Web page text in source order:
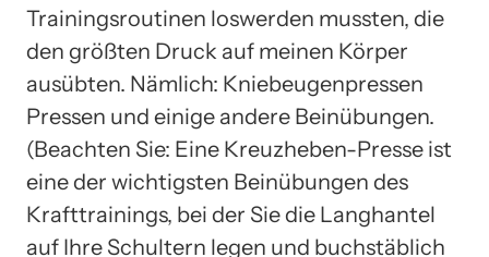
Trainingsroutinen loswerden mussten, die
den größten Druck auf meinen Körper
ausübten. Nämlich: Kniebeugenpressen
Pressen und einige andere Beinübungen.
(Beachten Sie: Eine Kreuzheben-Presse ist
eine der wichtigsten Beinübungen des
Krafttrainings, bei der Sie die Langhantel
auf Ihre Schultern legen und buchstäblich